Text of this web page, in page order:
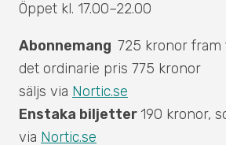
Öppet kl. 17.00–22.00
Abonnemang 725 kronor fram
det ordinarie pris 775 kronor
säljs via Nortic.se
Enstaka biljetter 190 kronor,
via Nortic.se